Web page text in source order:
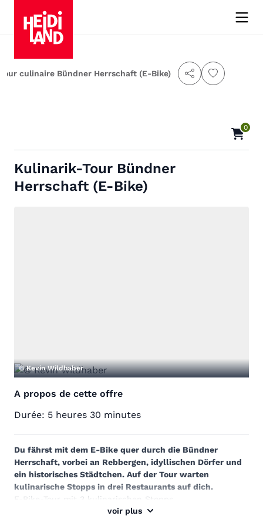
culinaire Bündner Herrschaft (E-Bike)
0
Kulinarik-Tour Bündner
Herrschaft (E-Bike)
A propos de cette offre
Durée: 5 heures 30 minutes
Du fährst mit dem E-Bike quer durch die Bündner
Herrschaft, vorbei an Rebbergen, idyllischen Dörfer und
ein historisches Städtchen. Auf der Tour warten
kulinarische Stopps in drei Restaurants auf dich.
E-Bike-Tour mit 3 kulinarischen Stopps
Fahrt durch die Bündner Rebberge
voir plus
© Kevin Wildhaber